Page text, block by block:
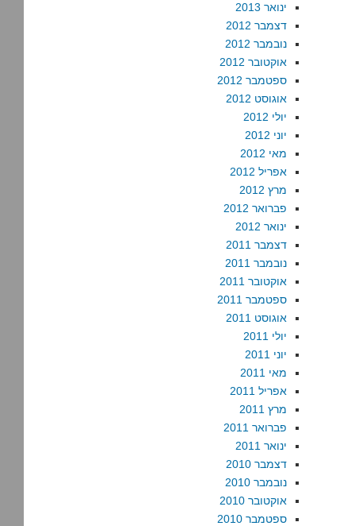
ינואר 2013
דצמבר 2012
נובמבר 2012
אוקטובר 2012
ספטמבר 2012
אוגוסט 2012
יולי 2012
יוני 2012
מאי 2012
אפריל 2012
מרץ 2012
פברואר 2012
ינואר 2012
דצמבר 2011
נובמבר 2011
אוקטובר 2011
ספטמבר 2011
אוגוסט 2011
יולי 2011
יוני 2011
מאי 2011
אפריל 2011
מרץ 2011
פברואר 2011
ינואר 2011
דצמבר 2010
נובמבר 2010
אוקטובר 2010
ספטמבר 2010